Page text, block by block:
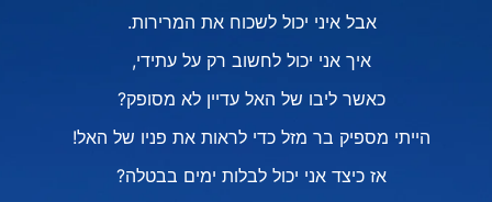
אבל איני יכול לשכוח את המרירות.
איך אני יכול לחשוב רק על עתידי,
כאשר ליבו של האל עדיין לא מסופק?
הייתי מספיק בר מזל כדי לראות את פניו של האל!
אז כיצד אני יכול לבלות ימים בבטלה?